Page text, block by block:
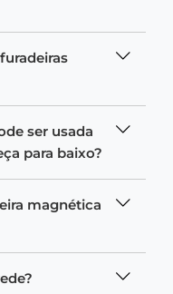
ser usada
para baixo?
magnética